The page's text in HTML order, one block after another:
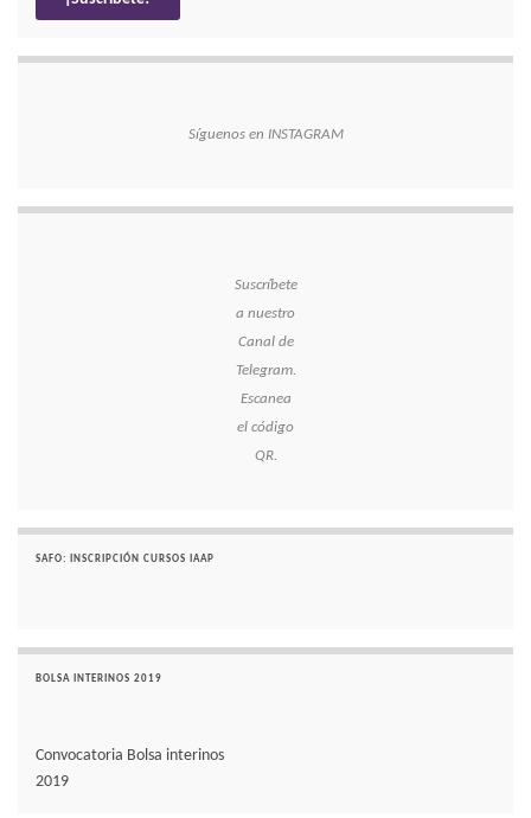
Síguenos en INSTAGRAM
Suscríbete
a nuestro
Canal de
Telegram.
Escanea
el código
QR.
SAFO: INSCRIPCIÓN CURSOS IAAP
BOLSA INTERINOS 2019
Convocatoria Bolsa interinos
2019